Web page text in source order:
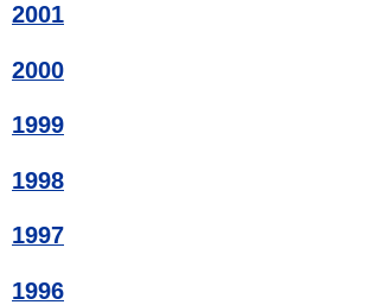
2001
2000
1999
1998
1997
1996